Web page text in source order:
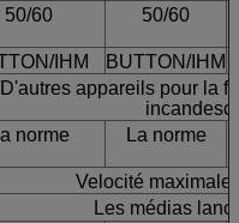
50/60 50/60
IHM BUTTON/IHM
D'autres appareils pour la
norme La norme
Velocité maximale
Les médias